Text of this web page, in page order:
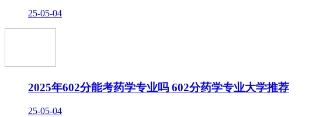
25-05-04
2025年602分能考药学专业吗 602分药学专业大学推荐
25-05-04